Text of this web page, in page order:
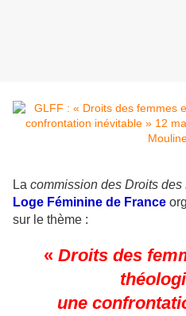
La commission des Droits des
Loge Féminine de France
sur le thème :
« Droits des
une